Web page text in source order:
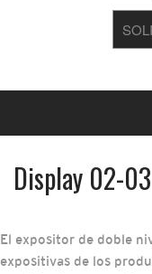
Display 02-03
El expositor de doble
expositivas de los